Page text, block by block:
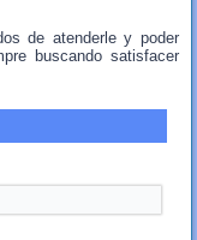
de atenderle y poder
buscando satisfacer